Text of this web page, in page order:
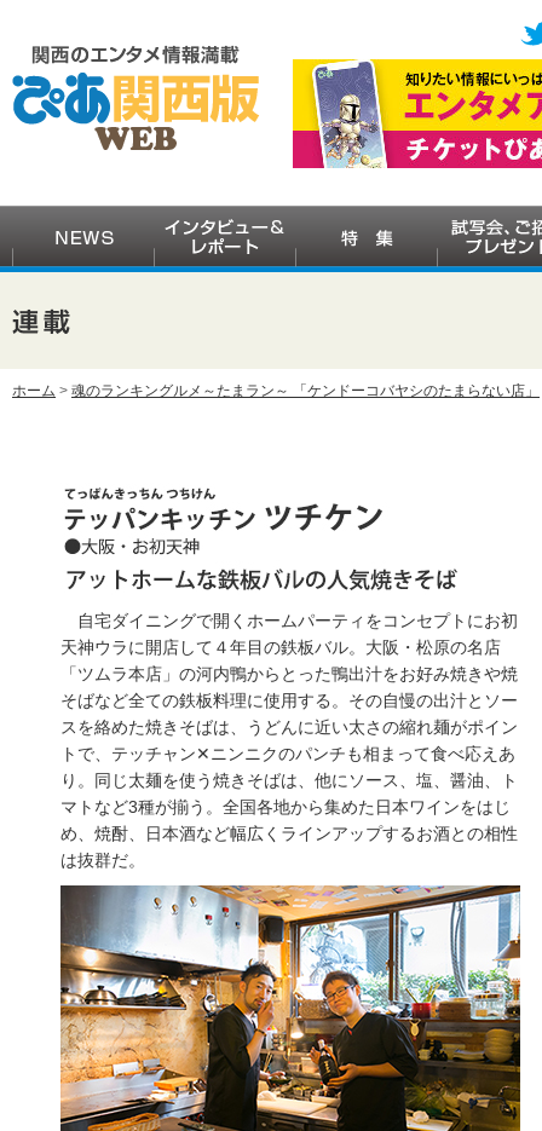
ホーム > 魂のランキングルメ～たまラン～ 「ケンドーコバヤシのたまらない店」
自宅ダイニングで開くホームパーティをコンセプトにお初
天神ウラに開店して４年目の鉄板バル。大阪・松原の名店
「ツムラ本店」の河内鴨からとった鴨出汁をお好み焼きや焼
そばなど全ての鉄板料理に使用する。その自慢の出汁とソー
スを絡めた焼きそばは、うどんに近い太さの縮れ麺がポイン
トで、テッチャン✕ニンニクのパンチも相まって食べ応えあ
り。同じ太麺を使う焼きそばは、他にソース、塩、醤油、ト
マトなど3種が揃う。全国各地から集めた日本ワインをはじ
め、焼酎、日本酒など幅広くラインアップするお酒との相性
は抜群だ。